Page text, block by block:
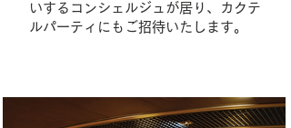
いするコンシェルジュが居り、カクテ
ルパーティにもご招待いたします。